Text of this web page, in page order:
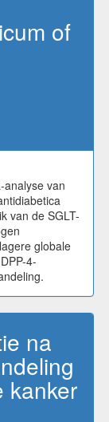
of
analyse van
van de SGLT-
globale
4-
na
kanker